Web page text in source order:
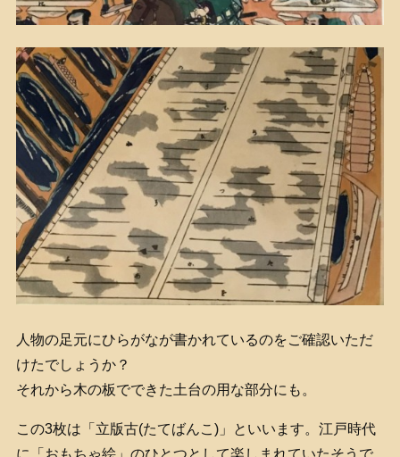
人物の足元にひらがなが書かれているのをご確認いただ
けたでしょうか？
それから木の板でできた土台の用な部分にも。
この3枚は「立版古(たてばんこ)」といいます。江戸時代